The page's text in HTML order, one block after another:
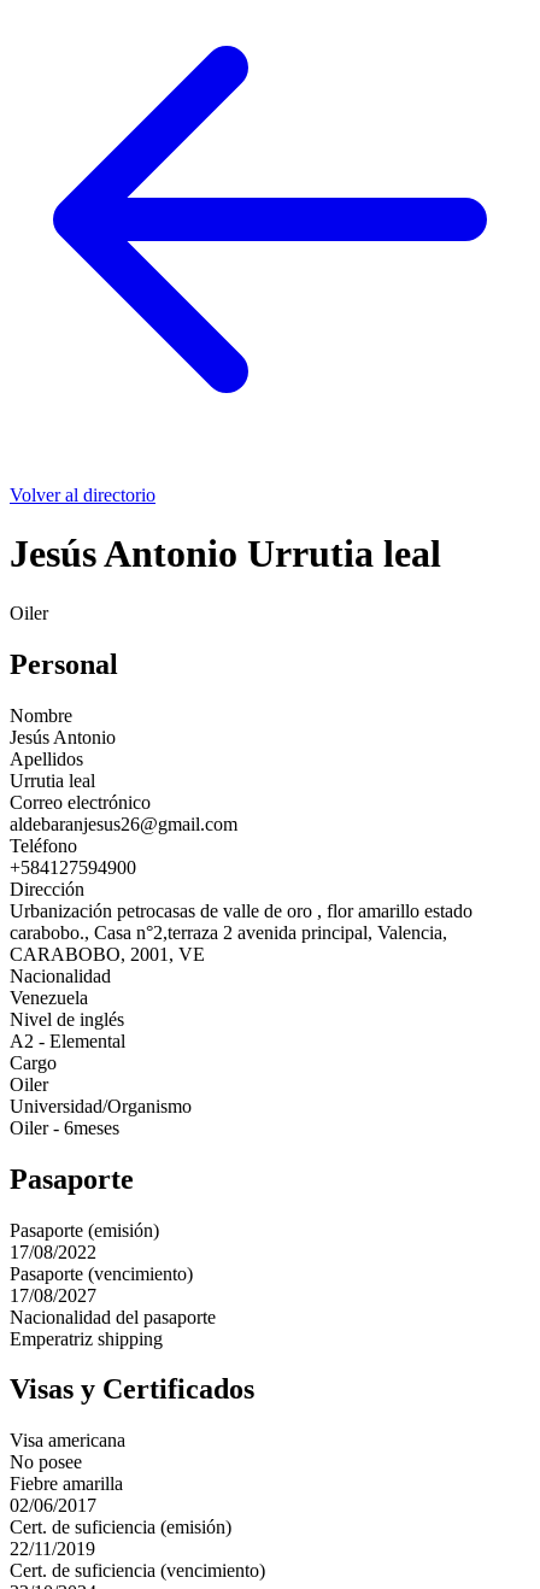
Volver al directorio
Jesús Antonio Urrutia leal
Oiler
Personal
Nombre
Jesús Antonio
Apellidos
Urrutia leal
Correo electrónico
aldebaranjesus26@gmail.com
Teléfono
+584127594900
Dirección
Urbanización petrocasas de valle de oro , flor amarillo estado
carabobo., Casa n°2,terraza 2 avenida principal, Valencia,
CARABOBO, 2001, VE
Nacionalidad
Venezuela
Nivel de inglés
A2 - Elemental
Cargo
Oiler
Universidad/Organismo
Oiler - 6meses
Pasaporte
Pasaporte (emisión)
17/08/2022
Pasaporte (vencimiento)
17/08/2027
Nacionalidad del pasaporte
Emperatriz shipping
Visas y Certificados
Visa americana
No posee
Fiebre amarilla
02/06/2017
Cert. de suficiencia (emisión)
22/11/2019
Cert. de suficiencia (vencimiento)